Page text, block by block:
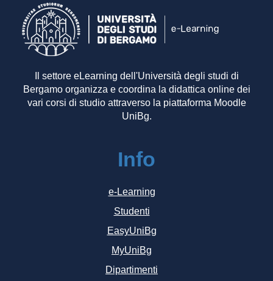
Il settore eLearning dell'Università degli studi di
Bergamo organizza e coordina la didattica online dei
vari corsi di studio attraverso la piattaforma Moodle
UniBg.
Info
e-Learning
Studenti
EasyUniBg
MyUniBg
Dipartimenti